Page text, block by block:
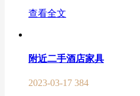
查看全文
附近二手酒店家具
2023-03-17 384